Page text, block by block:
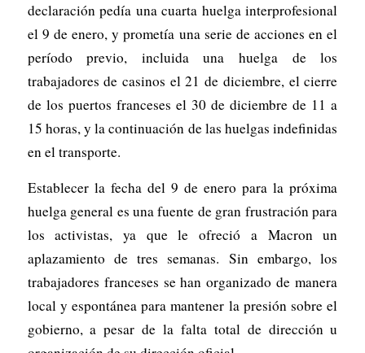
declaración pedía una cuarta huelga interprofesional
el 9 de enero, y prometía una serie de acciones en el
período previo, incluida una huelga de los
trabajadores de casinos el 21 de diciembre, el cierre
de los puertos franceses el 30 de diciembre de 11 a
15 horas, y la continuación de las huelgas indefinidas
en el transporte.
Establecer la fecha del 9 de enero para la próxima
huelga general es una fuente de gran frustración para
los activistas, ya que le ofreció a Macron un
aplazamiento de tres semanas. Sin embargo, los
trabajadores franceses se han organizado de manera
local y espontánea para mantener la presión sobre el
gobierno, a pesar de la falta total de dirección u